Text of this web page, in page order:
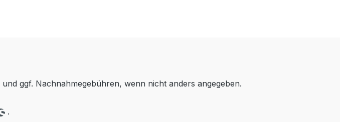
und ggf. Nachnahmegebühren, wenn nicht anders angegeben.
.